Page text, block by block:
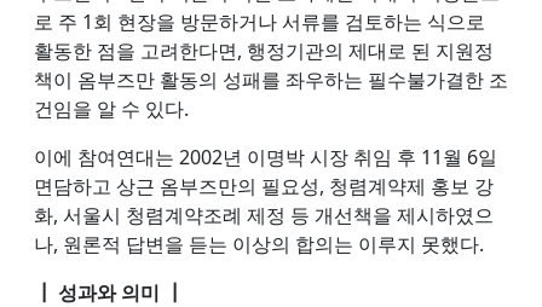
로 주 1회 현장을 방문하거나 서류를 검토하는 식으로
활동한 점을 고려한다면, 행정기관의 제대로 된 지원정
책이 옴부즈만 활동의 성패를 좌우하는 필수불가결한 조
건임을 알 수 있다.
이에 참여연대는 2002년 이명박 시장 취임 후 11월 6일
면담하고 상근 옴부즈만의 필요성, 청렴계약제 홍보 강
화, 서울시 청렴계약조례 제정 등 개선책을 제시하였으
나, 원론적 답변을 듣는 이상의 합의는 이루지 못했다.
┃ 성과와 의미 ┃